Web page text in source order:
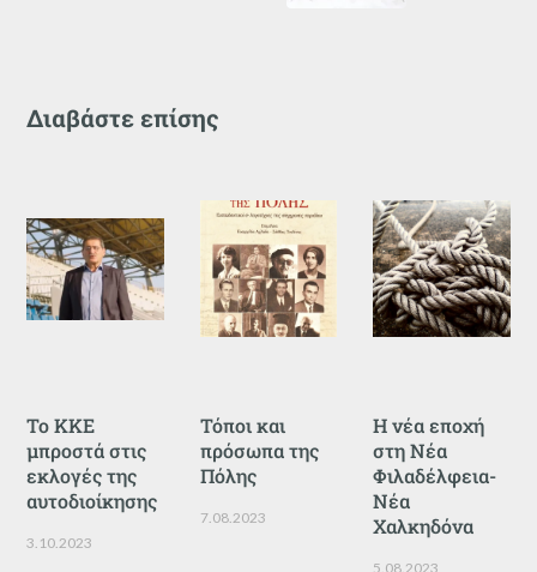
Διαβάστε επίσης
Το ΚΚΕ
μπροστά στις
εκλογές της
αυτοδιοίκησης
3.10.2023
Τόποι και
πρόσωπα της
Πόλης
7.08.2023
Η νέα εποχή
στη Νέα
Φιλαδέλφεια-
Νέα
Χαλκηδόνα
5.08.2023